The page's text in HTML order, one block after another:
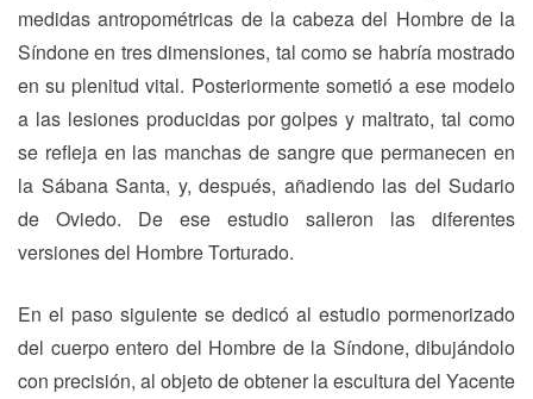
medidas antropométricas de la cabeza del Hombre de la
Síndone en tres dimensiones, tal como se habría mostrado
en su plenitud vital. Posteriormente sometió a ese modelo
a las lesiones producidas por golpes y maltrato, tal como
se refleja en las manchas de sangre que permanecen en
la Sábana Santa, y, después, añadiendo las del Sudario
de Oviedo. De ese estudio salieron las diferentes
versiones del Hombre Torturado.
En el paso siguiente se dedicó al estudio pormenorizado
del cuerpo entero del Hombre de la Síndone, dibujándolo
con precisión, al objeto de obtener la escultura del Yacente